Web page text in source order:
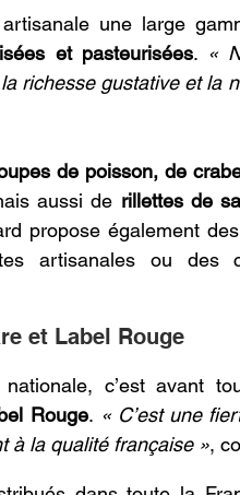
une large
et pasteurisées. «
richesse gustative et la
de poisson, de
aussi de rillettes de
propose également des
artisanales ou des
et Label Rouge
c’est avant
Rouge. « C’est une
à la qualité française »,